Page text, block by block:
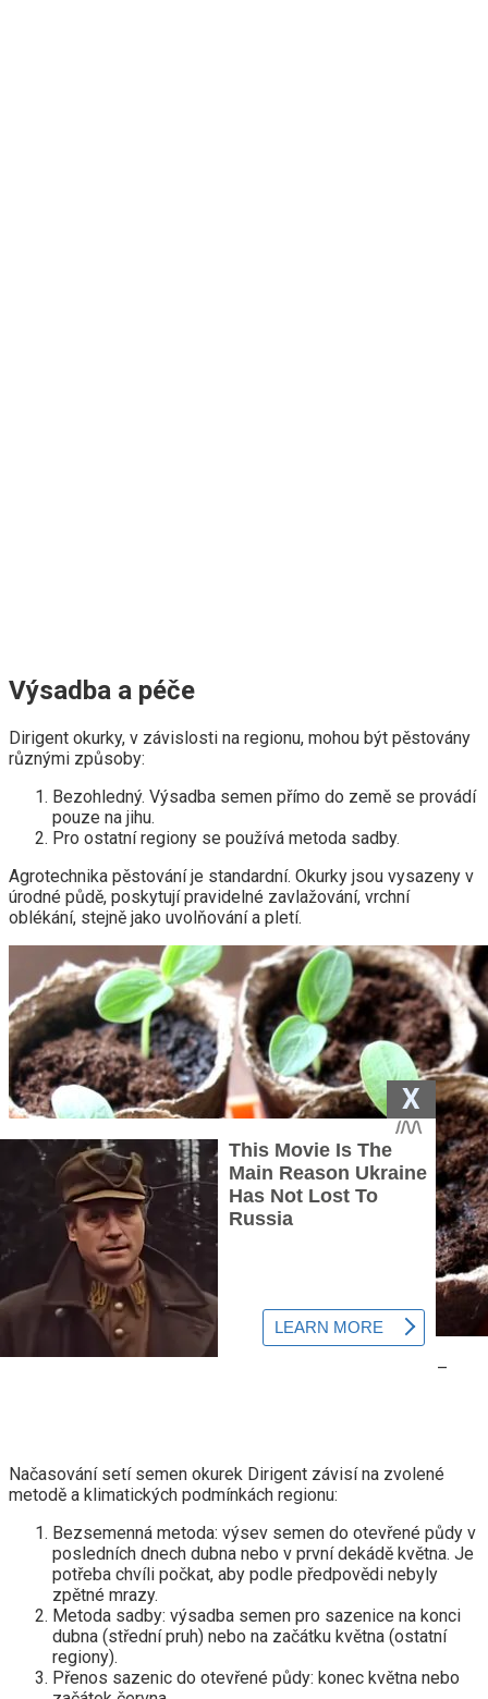
Výsadba a péče
Dirigent okurky, v závislosti na regionu, mohou být pěstovány
různými způsoby:
Bezohledný. Výsadba semen přímo do země se provádí
pouze na jihu.
Pro ostatní regiony se používá metoda sadby.
Agrotechnika pěstování je standardní. Okurky jsou vysazeny v
úrodné půdě, poskytují pravidelné zavlažování, vrchní
oblékání, stejně jako uvolňování a pletí.
Optimální nádoby pro pěstování sazenic okurek Dirigent –
Načasování setí semen okurek Dirigent závisí na zvolené
metodě a klimatických podmínkách regionu:
Bezsemenná metoda: výsev semen do otevřené půdy v
posledních dnech dubna nebo v první dekádě května. Je
potřeba chvíli počkat, aby podle předpovědi nebyly
zpětné mrazy.
Metoda sadby: výsadba semen pro sazenice na konci
dubna (střední pruh) nebo na začátku května (ostatní
regiony).
Přenos sazenic do otevřené půdy: konec května nebo
X